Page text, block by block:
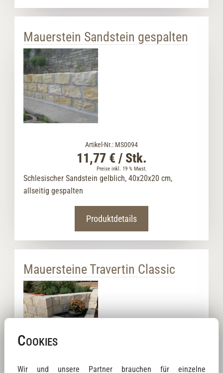
Mauerstein Sandstein gespalten
Artikel-Nr.: MS0094
11,77 € / Stk.
Preise inkl. 19 % Mwst.
Schlesischer Sandstein gelblich, 40x20x20 cm,
allseitig gespalten
Produktdetails
Mauersteine Travertin Classic
Cookies
Wir und unsere Partner brauchen für einzelne